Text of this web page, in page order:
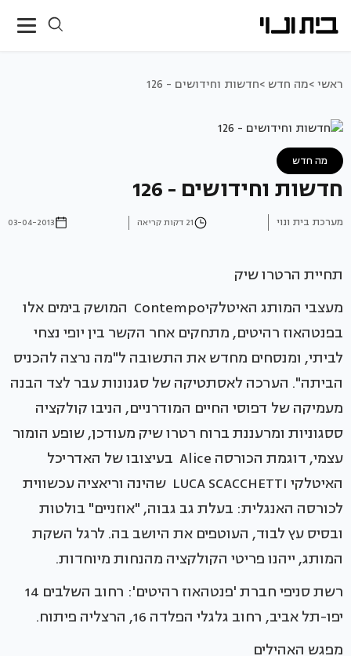
ראשי >מה חדש >חדשות וחידושים - 126
מה חדש
חדשות וחידושים - 126
מערכת בית ונוי 21 דקות קריאה 03-04-2013
תחיית הרטרו שיק
מעצבי המותג האיטלקיContempo המושק בימים אלו
בפנטהאוז רהיטים, מתחקים אחר הקשר בין יופי נצחי
לביתי, ומנסחים מחדש את התשובה ל"מה נרצה להכניס
הביתה". הערכה לאסתטיקה של סגנונות עבר לצד הבנה
מעמיקה של דפוסי החיים המודרניים, הניבו קולקציה
ססגוניות ומרעננת ברוח רטרו שיק מעודכן, שופע הומור
עצמי, דוגמת הכורסה Alice בעיצובו של האדריכל
האיטלקי LUCA SCACCHETTI שהינה וריאציה עכשווית
לכורסה האנגלית: בעלת גב גבוה, "אוזניים" בולטות
ובסיס עץ לבוד, העוטפים את היושב בה. לרגל השקת
המותג, ייהנו פריטי הקולקציה מהנחות מיוחדות.
רשת סניפי חברת 'פנטהאוז רהיטים': רחוב השלבים 14
יפו-תל אביב, רחוב גלגלי הפלדה 16, הרצליה פיתוח.
מפגש האהילים